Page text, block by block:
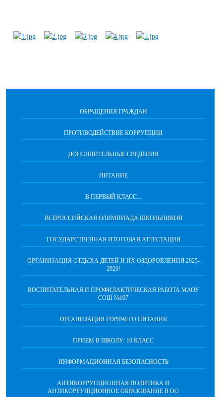
ОБРАЩЕНИЯ ГРАЖДАН
ПРОТИВОДЕЙСТВИЕ КОРРУПЦИИ
ДОПОЛНИТЕЛЬНЫЕ СВЕДЕНИЯ
ПИТАНИЕ
В ПЕРВЫЙ КЛАСС...
ВСЕРОССИЙСКАЯ ОЛИМПИАДА ШКОЛЬНИКОВ
ГОСУДАРСТВЕННАЯ ИТОГОВАЯ АТТЕСТАЦИЯ
ОРГАНИЗАЦИЯ ОТДЫХА ДЕТЕЙ И ИХ ОЗДОРОВЛЕНИЯ 2025-
2026!
ВОСПИТАТЕЛЬНАЯ И ПРОФИЛАКТИЧЕСКАЯ РАБОТА МАОУ
СОШ №107
ОРГАНИЗАЦИЯ ГОРЯЧЕГО ПИТАНИЯ
ПРИЕМ В ШКОЛУ: 10 КЛАСС
ИНФОРМАЦИОННАЯ БЕЗОПАСНОСТЬ
АНТИКОРРУПЦИОННАЯ ПОЛИТИКА И
АНТИКОРРУПЦИОННОЕ ОБРАЗОВАНИЕ В ОО